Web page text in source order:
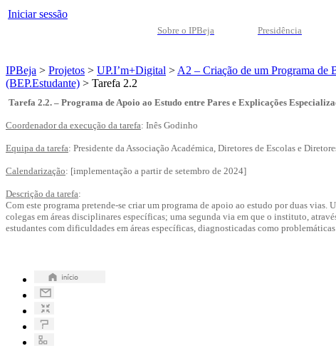
Iniciar sessão
Sobre o IPBeja Presidência
IPBeja > Projetos > UP.I’m+Digital > A2 – Criação de um Programa de
(BEP.Estudante) > Tarefa 2.2
Tarefa 2.2. – Programa de Apoio ao Estudo entre Pares e Explicações
Coordenador da execução da tarefa: Inês Godinho
Equipa da tarefa: Presidente da Associação Académica, Diretores de Escolas e
Calendarização: [implementação a partir de setembro de 2024]
Descrição da tarefa:
Com este programa pretende-se criar um programa de apoio ao estudo por duas
colegas em áreas disciplinares específicas; uma segunda via em que o instituto,
estudantes com dificuldades em áreas específicas, diagnosticadas como